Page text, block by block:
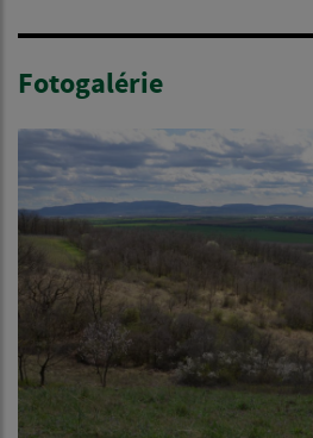
Fotogalérie